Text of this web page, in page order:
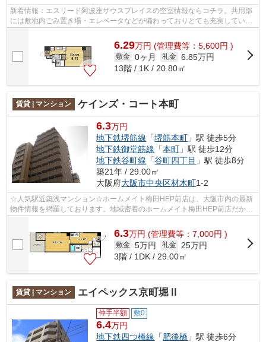
新着情報：エスリード阿波座サウスプレイスの空室情報ならコチラ。共用部
には敷地内ごみ置き場・エレベータなどが備わっておりとても充実していま
6.29万円 (管理費等：5,600円 )
敷金 0ヶ月 礼金 6.85万円
13階 / 1K / 20.80㎡
賃貸 | マンション ケインズ・コート本町
6.3万円
地下鉄堺筋線 「堺筋本町 」駅 徒歩5分
地下鉄御堂筋線 「本町 」駅 徒歩12分
地下鉄谷町線 「谷町四丁目 」駅 徒歩8分
築21年 / 29.00㎡
大阪府大阪市中央区材木町1-2
☆人気駅近築浅マンション☆ホームメイト梅田HEP前店は、大阪市内の最新
物件情報を網羅しております。地域密着のホームメイト梅田HEP前店だから
6.3万円 (管理費等：7,000円 )
敷金 5万円 礼金
25万円
3階 / 1DK / 29.00㎡
賃貸 | マンション エイペックス京町堀Ⅱ
仲手半額 敷0
6.4万円
地下鉄四つ橋線 「肥後橋 」駅 徒歩6分